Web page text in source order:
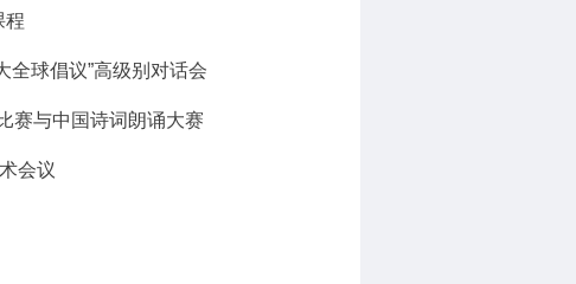
程
全球倡议”高级别对话会
赛与中国诗词朗诵大赛
会议